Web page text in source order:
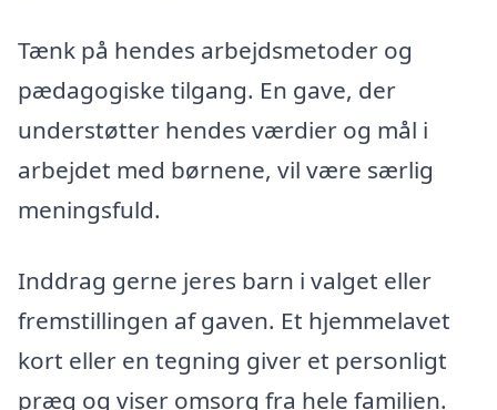
Tænk på hendes arbejdsmetoder og
pædagogiske tilgang. En gave, der
understøtter hendes værdier og mål i
arbejdet med børnene, vil være særlig
meningsfuld.
Inddrag gerne jeres barn i valget eller
fremstillingen af gaven. Et hjemmelavet
kort eller en tegning giver et personligt
præg og viser omsorg fra hele familien.